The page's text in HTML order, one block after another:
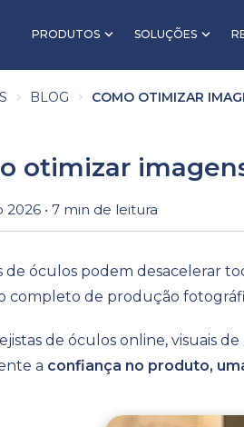
PRODUTOS SOLUÇÕES
BLOG COMO OTIMIZAR
otimizar
2026 • 7 min de leitura
de óculos podem desacelerar
completo de produção
de óculos online, visuais
a confiança no produto,